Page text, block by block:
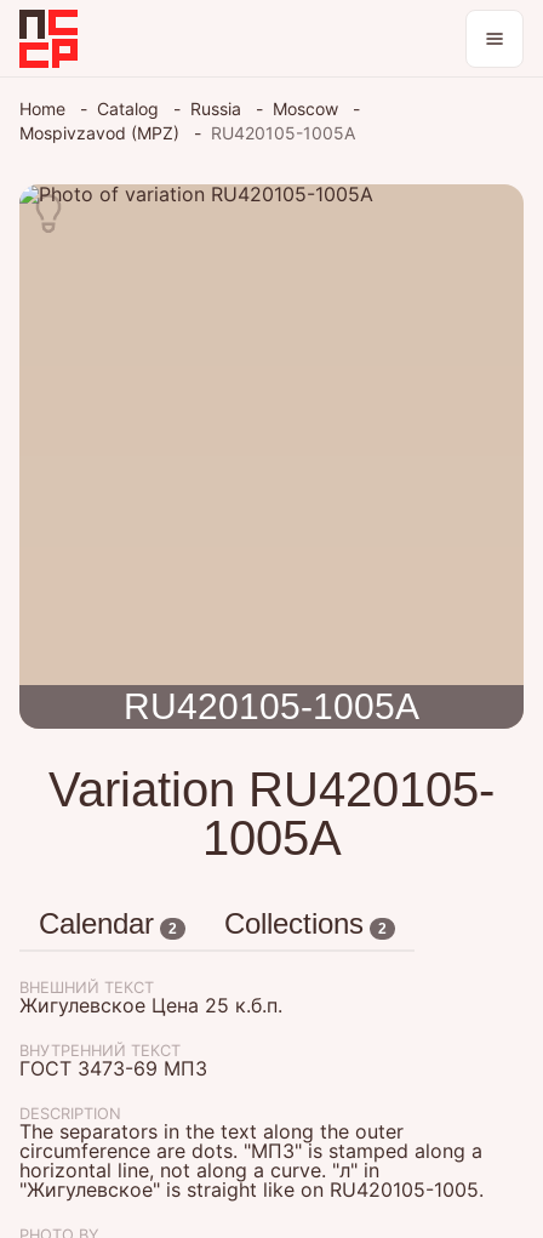
Catalog
Blog
Home Catalog Russia
Moscow
Mospivzavod (MPZ)
RU420105-1005A
RU420105-1005A
Variation RU420105-
1005A
Calendar 2 Collections 2
ВНЕШНИЙ ТЕКСТ
Жигулевское Цена 25 к.б.п.
ВНУТРЕННИЙ ТЕКСТ
ГОСТ 3473-69 МПЗ
DESCRIPTION
The separators in the text along the outer
circumference are dots. "МПЗ" is stamped along a
horizontal line, not along a curve. "л" in
"Жигулевское" is straight like on RU420105-1005.